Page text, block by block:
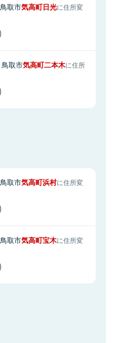
鳥取市気高町日光に住所変
鳥取市気高町二本木に住所
鳥取市気高町浜村に住所変
鳥取市気高町宝木に住所変